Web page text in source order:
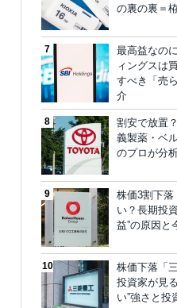
の裏の裏＝
最高益なの
ィングスは
すべき「売
介
割安で放置
義製薬・ベ
のプロが分
株価3割下落
い？長期投
益”の原因と
株価下落「
投資家が見
い”強さと投